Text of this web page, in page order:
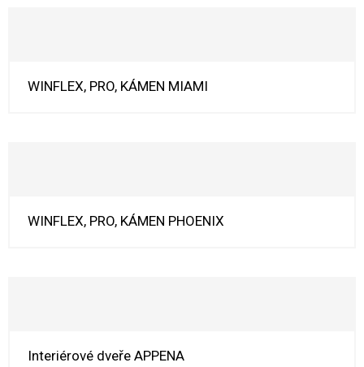
WINFLEX, PRO, KÁMEN MIAMI
WINFLEX, PRO, KÁMEN PHOENIX
Interiérové dveře APPENA